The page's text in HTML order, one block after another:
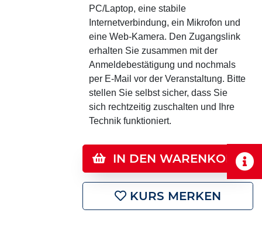
PC/Laptop, eine stabile
Internetverbindung, ein Mikrofon und
eine Web-Kamera. Den Zugangslink
erhalten Sie zusammen mit der
Anmeldebestätigung und nochmals
per E-Mail vor der Veranstaltung. Bitte
stellen Sie selbst sicher, dass Sie
sich rechtzeitig zuschalten und Ihre
Technik funktioniert.
IN DEN WARENKORB
KURS MERKEN